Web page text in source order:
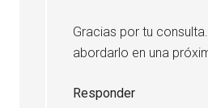
Gracias por tu
abordarlo en una
Responder